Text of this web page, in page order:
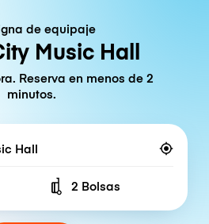
de equipaje
Music Hall
Reserva en menos de 2
minutos.
Number of bags
2 Bolsas